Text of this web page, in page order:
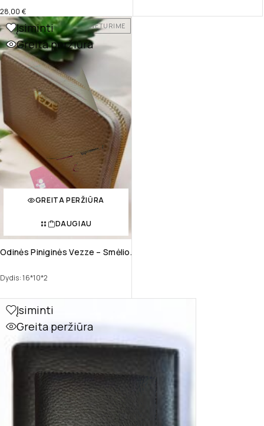
28,00 €
NETURIME
Įsiminti
Greita peržiūra
GREITA PERŽIŪRA
DAUGIAU
Odinės Piniginės Vezze – Smėlio.
Dydis: 16*10*2
Įsiminti
Greita peržiūra